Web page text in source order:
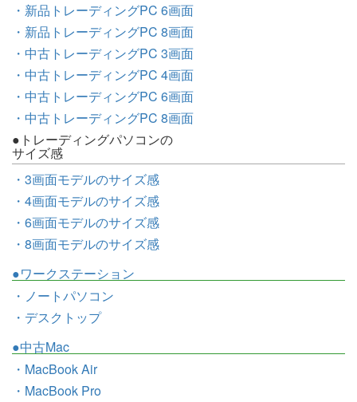
・新品トレーディングPC 6画面
・新品トレーディングPC 8画面
・中古トレーディングPC 3画面
・中古トレーディングPC 4画面
・中古トレーディングPC 6画面
・中古トレーディングPC 8画面
●トレーディングパソコンの
サイズ感
・3画面モデルのサイズ感
・4画面モデルのサイズ感
・6画面モデルのサイズ感
・8画面モデルのサイズ感
●ワークステーション
・ノートパソコン
・デスクトップ
●中古Mac
・MacBook Air
・MacBook Pro